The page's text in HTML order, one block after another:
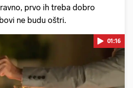
prvo ih treba dobro
ne budu oštri.
01:16